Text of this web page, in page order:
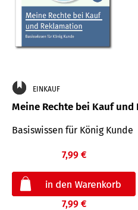
EINKAUF
Meine Rechte bei Kauf und
Basiswissen für König Kunde
7,99 €
7,99 €